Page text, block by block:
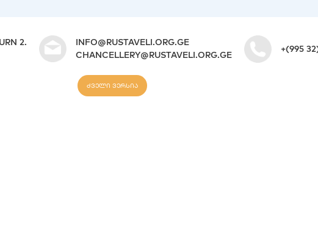
2.
INFO@RUSTAVELI.ORG.GE
CHANCELLERY@RUSTAVELI.ORG.GE
+(995
ძველი ვერსია